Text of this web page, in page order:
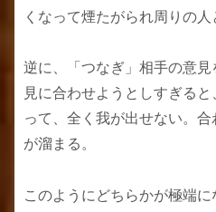
くなって煙たがられ周りの人
逆に、「つなぎ」相手の意
見に合わせようとしすぎる
って、全く我が出せない。
が溜まる。
このようにどちらかが極端